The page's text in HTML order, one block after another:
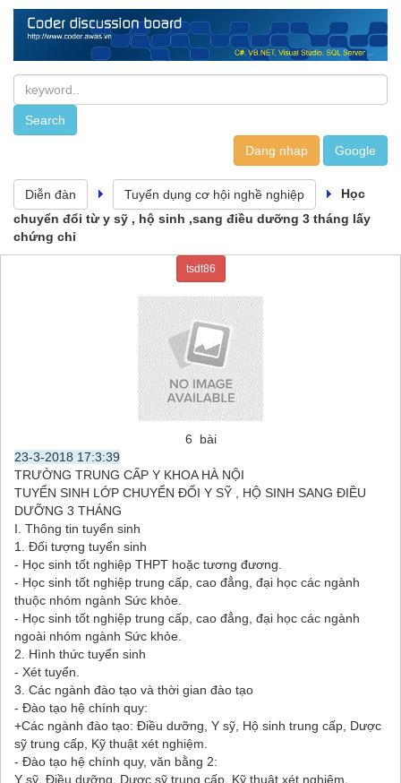
Dang nhap
Diễn đàn Tuyển dụng cơ hội nghề nghiệp
Học
chuyển đổi từ y sỹ , hộ sinh ,sang điều dưỡng 3 tháng lấy
chứng chỉ
tsdt86
6 bài
23-3-2018 17:3:39
TRƯỜNG TRUNG CẤP Y KHOA HÀ NỘI
TUYỂN SINH LỚP CHUYỂN ĐỔI Y SỸ , HỘ SINH SANG ĐIỀU
DƯỠNG 3 THÁNG
I. Thông tin tuyển sinh
1. Đối tượng tuyển sinh
- Học sinh tốt nghiệp THPT hoặc tương đương.
- Học sinh tốt nghiệp trung cấp, cao đẳng, đại học các ngành
thuộc nhóm ngành Sức khỏe.
- Học sinh tốt nghiệp trung cấp, cao đẳng, đại học các ngành
ngoài nhóm ngành Sức khỏe.
2. Hình thức tuyển sinh
- Xét tuyển.
3. Các ngành đào tạo và thời gian đào tạo
- Đào tạo hệ chính quy:
+Các ngành đào tạo: Điều dưỡng, Y sỹ, Hộ sinh trung cấp, Dược
sỹ trung cấp, Kỹ thuật xét nghiệm.
- Đào tạo hệ chính quy, văn bằng 2:
Y sỹ, Điều dưỡng, Dược sỹ trung cấp, Kỹ thuật xét nghiệm.